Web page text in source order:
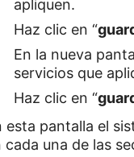
apliquen.
Haz clic en “
En la nueva
servicios que
Haz clic en “
esta pantalla el
cada una de las